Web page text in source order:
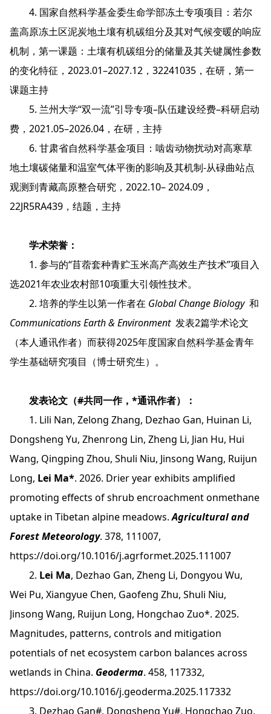
4. 国家自然科学基金委生命学部冻土专项项目：若尔
盖高原冻土区泥炭地土壤有机碳组分及其对气候变暖的响应
机制，第一课题：土壤有机碳组分的储量及其关键属性参数
的变化特征，2023.01–2027.12，32241035，在研，第一
课题主持
5. 兰州大学“双一流”引导专项–队伍建设经费–科研启动
费，2021.05–2026.04，在研，主持
6. 甘肃省自然科学基金项目：啮齿动物扰动对高寒草
地土壤碳储量和温室气体平衡的影响及其机制-从碌曲站点
观测到青藏高原整合研究，2022.10– 2024.09，
22JR5RA439，结题，主持
学术荣誉：
1. 参与的“苜蓿套种青贮玉米高产高效生产技术”项目入
选2021年农业农村部10项重大引领性技术。
2. 培养的学生以第一作者在 Global Change Biology 和
Communications Earth & Environment 发表2篇学术论文
（本人通讯作者）而获得2025年度国家自然科学基金青年
学生基础研究项目（博士研究生）。
发表论文（#共同一作， *通讯作者）：
1. Lili Nan, Zelong Zhang, Dezhao Gan, Huinan Li,
Dongsheng Yu, Zhenrong Lin, Zheng Li, Jian Hu, Hui
Wang, Qingping Zhou, Shuli Niu, Jinsong Wang, Ruijun
Long, Lei Ma*. 2026. Drier year exhibits amplified
promoting effects of shrub encroachment onmethane
uptake in Tibetan alpine meadows.Agricultural and
Forest Meteorology. 378, 111007,
https://doi.org/10.1016/j.agrformet.2025.111007
2. Lei Ma, Dezhao Gan, Zheng Li, Dongyou Wu,
Wei Pu, Xiangyue Chen, Gaofeng Zhu, Shuli Niu,
Jinsong Wang, Ruijun Long, Hongchao Zuo*. 2025.
Magnitudes, patterns, controls and mitigation
potentials of net ecosystem carbon balances across
wetlands in China. Geoderma. 458, 117332,
https://doi.org/10.1016/j.geoderma.2025.117332
3. Dezhao Gan#, Dongsheng Yu#, Hongchao Zuo,